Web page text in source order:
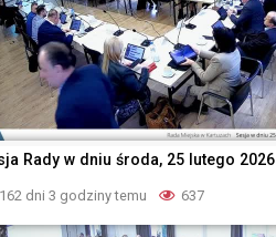
Rady w dniu środa, 25 lutego 2026
162 dni 3 godziny temu 637